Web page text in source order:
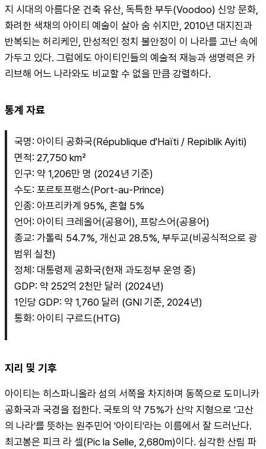
지 시대의 아름다운 건축 유산, 독특한 부두(Voodoo) 신앙 문화,
화려한 색채의 아이티 예술이 살아 숨 쉬지만, 2010년 대지진과
반복되는 허리케인, 만성적인 정치 불안정이 이 나라를 고난 속에
가두고 있다. 그럼에도 아이티인들의 예술적 재능과 생명력은 카
리브해 어느 나라와도 비교할 수 없을 만큼 강렬하다.
통계 자료
국명: 아이티 공화국(République d'Haïti / Repiblik Ayiti)
면적: 27,750 km²
인구: 약 1,206만 명 (2024년 기준)
수도: 포르토프랭스(Port-au-Prince)
인종: 아프리카계 95%, 혼혈 5%
언어: 아이티 크레올어(공용어), 프랑스어(공용어)
종교: 가톨릭 54.7%, 개신교 28.5%, 부두교(비공식적으로 광
범위 실천)
정체: 대통령제 공화국(현재 과도정부 운영 중)
GDP: 약 252억 2천만 달러 (2024년)
1인당 GDP: 약 1,760 달러 (GNI 기준, 2024년)
통화: 아이티 구르드(HTG)
지리 및 기후
아이티는 히스파니올라 섬의 서쪽을 차지하며 동쪽으로 도미니카
공화국과 국경을 접한다. 국토의 약 75%가 산악 지형으로 '고산
의 나라'를 뜻하는 원주민어 '아이티'라는 이름에서 잘 드러난다.
최고봉은 피크 라 셀(Pic la Selle, 2,680m)이다. 심각한 산림 파